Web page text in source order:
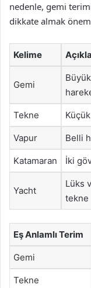
nedenle, gemi
dikkate almak
Kelime
Gemi
Tekne Küçük
Vapur Belli
Katamaran İki
Yacht
Lüks
tekne
Eş Anlamlı Terim
Gemi
Tekne